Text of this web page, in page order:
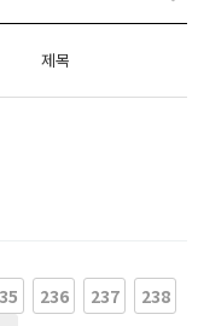
제목
236 237
238